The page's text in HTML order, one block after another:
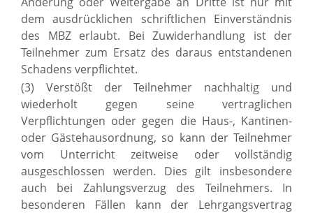
dem ausdrücklichen schriftlichen Einverständnis
des MBZ erlaubt. Bei Zuwiderhandlung ist der
Teilnehmer zum Ersatz des daraus entstandenen
Schadens verpflichtet.
(3) Verstößt der Teilnehmer nachhaltig und
wiederholt gegen seine vertraglichen
Verpflichtungen oder gegen die Haus-, Kantinen-
oder Gästehausordnung, so kann der Teilnehmer
vom Unterricht zeitweise oder vollständig
ausgeschlossen werden. Dies gilt insbesondere
auch bei Zahlungsverzug des Teilnehmers. In
besonderen Fällen kann der Lehrgangsvertrag